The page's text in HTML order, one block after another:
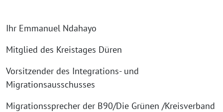
Ihr Emmanuel Ndahayo
Mitglied des Kreistages Düren
Vorsitzender des Integrations- und
Migrationsausschusses
Migrationssprecher der B90/Die Grünen /Kreisverband